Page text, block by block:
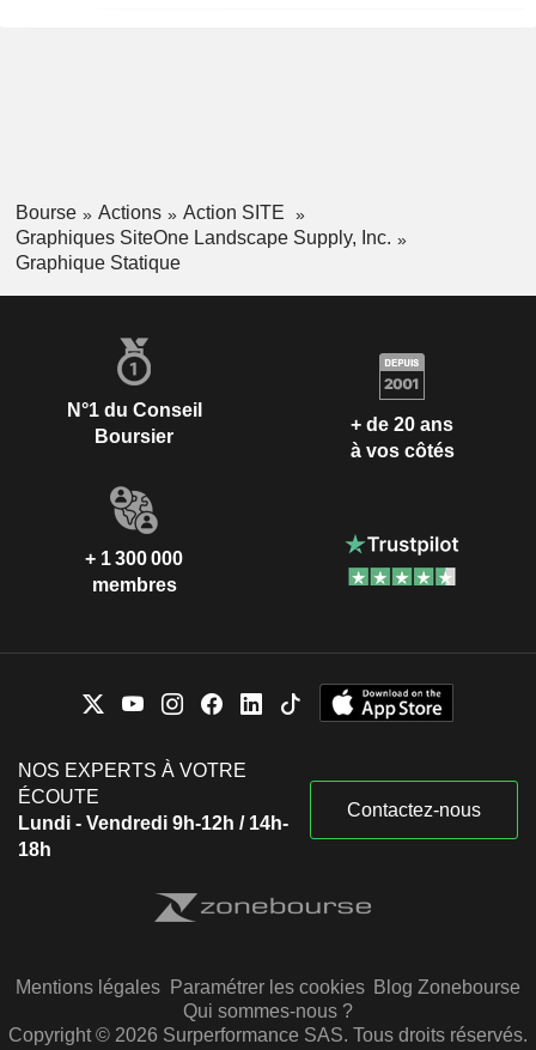
Bourse Actions
Action SITE
Graphiques SiteOne Landscape Supply, Inc.
Graphique Statique
N°1 du Conseil
Boursier
+ de 20 ans
à vos côtés
+ 1 300 000
membres
NOS EXPERTS À VOTRE
ÉCOUTE
Lundi - Vendredi 9h-12h / 14h-
18h
Contactez-nous
Mentions légales Paramétrer les cookies Blog Zonebourse
Qui sommes-nous ?
Copyright © 2026 Surperformance SAS. Tous droits réservés.